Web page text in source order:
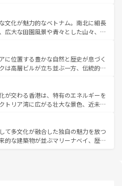
スイーツなど、バラエティ豊かな料理
る。 なお、新着の台湾情報は コンテンツ一覧を参
せば四季折々の自然美を楽しむことが
ムチや焼肉、絶品のストリートフード
国料理が待っている。夜には、韓国な
ら、韓国の多彩な魅力を心ゆくまで味
わってみてほしい。 なお、新着の韓国情報はコンテンツ一
。
文化が魅力的なベトナム。南北に細長
広大な田園風景や青々とした山々、世
統が息づく。ハノイの古い町並みやホ
ス統治時代の建物も、独特の雰囲気を
た、バラエティの豊かさとおいしさで
ンミー、ベトナムコーヒーなどは、ぜ
。どの地域を訪れてもあたたかい人々
れるので、きっと忘れられない旅にな
に位置する豊かな自然と歴史が息づく
は高層ビルが立ち並ぶ一方、伝統的な
る。北部ではチェンマイなどの山岳地
、南部ではプーケットやクラビの美し
気分を楽しむことができる。タイ料理
中温暖で、どの季節にも異なる楽しみ
みやすいタイの人々、仏教を中心とし
な観光資源が、訪れる旅人を魅了し続
が交わる香港は、特有のエネルギーを
トリア湾に広がる壮大な景色、近未来
感動するはず。観光スポットが密集し
どころを回れるのも魅力。息をのむよ
な体験まで、香港を存分に楽しみ尽く
て多文化が融合した独自の魅力を放つ
的な建築物が並ぶマリーナベイ、歴史